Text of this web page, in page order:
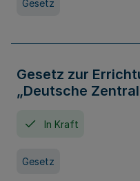
Gesetz
Gesetz zur
„Deutsche
In Kraft
Gesetz